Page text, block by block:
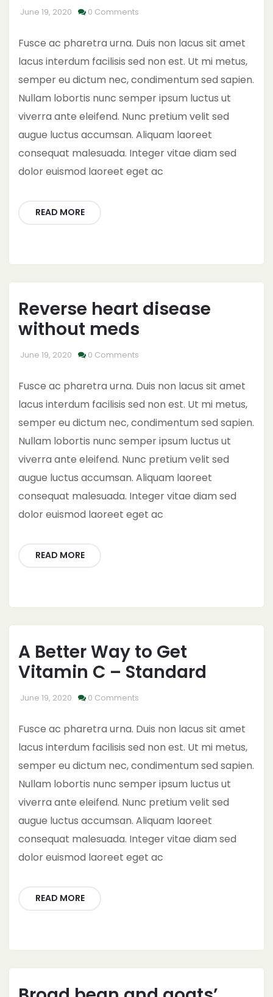
June 19, 2020 0 Comments
Fusce ac pharetra urna. Duis non lacus sit amet
lacus interdum facilisis sed non est. Ut mi metus,
semper eu dictum nec, condimentum sed sapien.
Nullam lobortis nunc semper ipsum luctus ut
viverra ante eleifend. Nunc pretium velit sed
augue luctus accumsan. Aliquam laoreet
consequat malesuada. Integer vitae diam sed
dolor euismod laoreet eget ac
READ MORE
Reverse heart disease
without meds
June 19, 2020 0 Comments
Fusce ac pharetra urna. Duis non lacus sit amet
lacus interdum facilisis sed non est. Ut mi metus,
semper eu dictum nec, condimentum sed sapien.
Nullam lobortis nunc semper ipsum luctus ut
viverra ante eleifend. Nunc pretium velit sed
augue luctus accumsan. Aliquam laoreet
consequat malesuada. Integer vitae diam sed
dolor euismod laoreet eget ac
READ MORE
A Better Way to Get
Vitamin C – Standard
June 19, 2020 0 Comments
Fusce ac pharetra urna. Duis non lacus sit amet
lacus interdum facilisis sed non est. Ut mi metus,
semper eu dictum nec, condimentum sed sapien.
Nullam lobortis nunc semper ipsum luctus ut
viverra ante eleifend. Nunc pretium velit sed
augue luctus accumsan. Aliquam laoreet
consequat malesuada. Integer vitae diam sed
dolor euismod laoreet eget ac
READ MORE